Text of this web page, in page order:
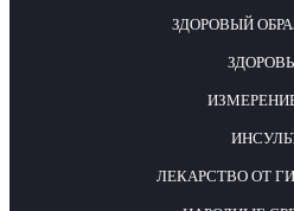
ЗДОРОВЫЙ
ЛЕКАРСТВО ОТ